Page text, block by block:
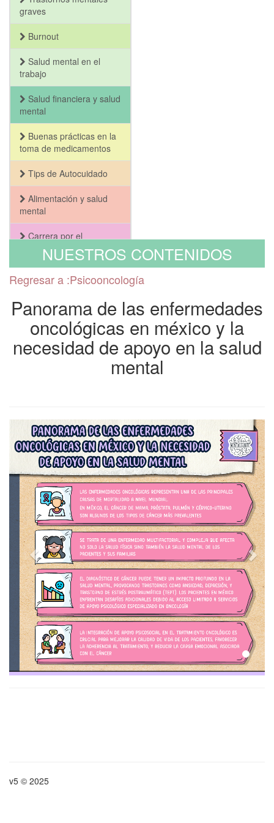
graves
Burnout
Salud mental en el
trabajo
Salud financiera y salud
mental
Buenas prácticas en la
toma de medicamentos
Tips de Autocuidado
Alimentación y salud
mental
Carrera por el
Bienestar y la Salud
Mental
Uso de pantallas y
Ejercicio y Salud Mental
Mentaltips
Salud mental en
adultos jóvenes
Pregúntale al psiquiatra
Crianza positiva
Salud mental y
transplante
Salud mental y VIH
Sexualidad y salud
mental
Salud mental y
climaterio
Salud mental en la
persona mayor
Cine y salud mental
NUESTROS CONTENIDOS
Regresar a :Psicooncología
Panorama de las enfermedades
oncológicas en méxico y la
necesidad de apoyo en la salud
mental
v5 © 2025